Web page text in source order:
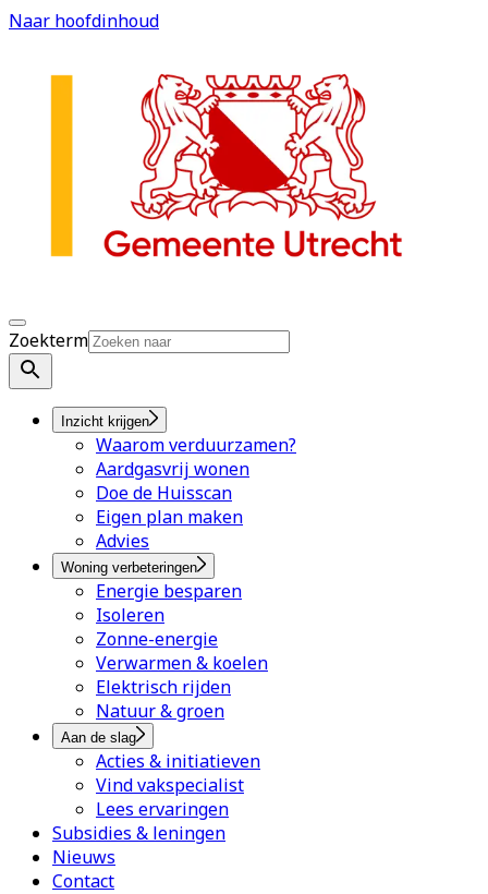
Naar hoofdinhoud
Zoekterm
Inzicht krijgen
Waarom verduurzamen?
Aardgasvrij wonen
Doe de Huisscan
Eigen plan maken
Advies
Woning verbeteringen
Energie besparen
Isoleren
Zonne-energie
Verwarmen & koelen
Elektrisch rijden
Natuur & groen
Aan de slag
Acties & initiatieven
Vind vakspecialist
Lees ervaringen
Subsidies & leningen
Nieuws
Contact